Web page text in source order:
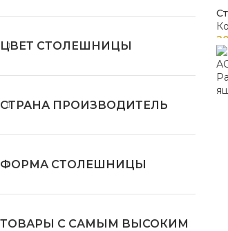
ЦВЕТ СТОЛЕШНИЦЫ
СТРАНА ПРОИЗВОДИТЕЛЬ
ФОРМА СТОЛЕШНИЦЫ
ТОВАРЫ С САМЫМ ВЫСОКИМ